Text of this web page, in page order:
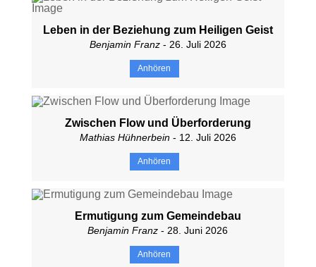
Leben in der Beziehung zum Heiligen Geist
Benjamin Franz- 26. Juli 2026
Anhören
Zwischen Flow und Überforderung
Mathias Hühnerbein- 12. Juli 2026
Anhören
Ermutigung zum Gemeindebau
Benjamin Franz - 28. Juni 2026
Anhören